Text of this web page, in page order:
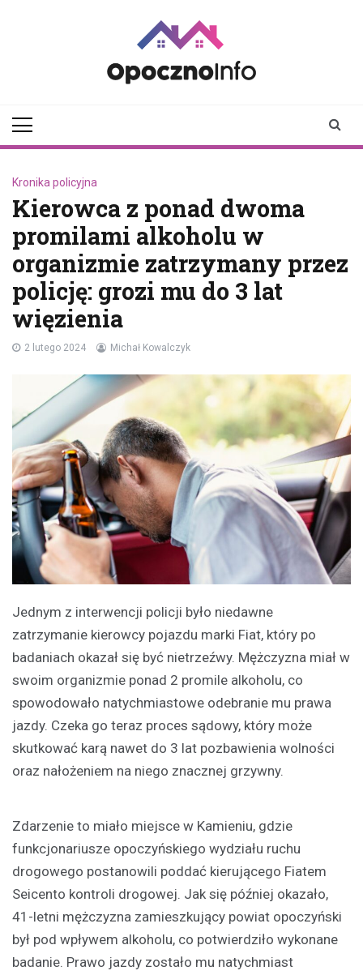
Kronika policyjna
Kierowca z ponad dwoma
promilami alkoholu w
organizmie zatrzymany przez
policję: grozi mu do 3 lat
więzienia
2 lutego 2024 Michał Kowalczyk
Jednym z interwencji policji było niedawne
zatrzymanie kierowcy pojazdu marki Fiat, który po
badaniach okazał się być nietrzeźwy. Mężczyzna miał w
swoim organizmie ponad 2 promile alkoholu, co
spowodowało natychmiastowe odebranie mu prawa
jazdy. Czeka go teraz proces sądowy, który może
skutkować karą nawet do 3 lat pozbawienia wolności
oraz nałożeniem na niego znacznej grzywny.
Zdarzenie to miało miejsce w Kamieniu, gdzie
funkcjonariusze opoczyńskiego wydziału ruchu
drogowego postanowili poddać kierującego Fiatem
Seicento kontroli drogowej. Jak się później okazało,
41-letni mężczyzna zamieszkujący powiat opoczyński
był pod wpływem alkoholu, co potwierdziło wykonane
badanie. Prawo jazdy zostało mu natychmiast